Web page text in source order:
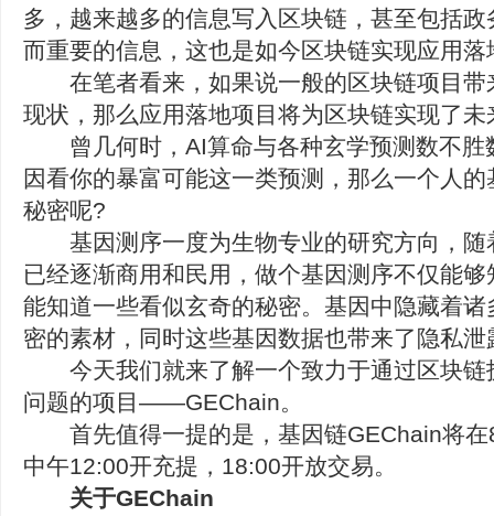
多，越来越多的信息写入区块链，甚至包括
而重要的信息，这也是如今区块链实现应用
在笔者看来，如果说一般的区块链项目带
现状，那么应用落地项目将为区块链实现了未
曾几何时，AI算命与各种玄学预测数不胜
因看你的暴富可能这一类预测，那么一个人
秘密呢?
基因测序一度为生物专业的研究方向，随
已经逐渐商用和民用，做个基因测序不仅能
能知道一些看似玄奇的秘密。基因中隐藏着
密的素材，同时这些基因数据也带来了隐私泄
今天我们就来了解一个致力于通过区块链
问题的项目——GEChain。
首先值得一提的是，基因链GEChain将在
中午12:00开充提，18:00开放交易。
关于GEChain